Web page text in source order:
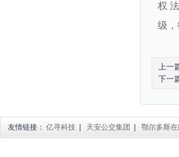
权
级
上一
下一
友情链接： 亿寻科技 天安公交集团 鄂尔多斯